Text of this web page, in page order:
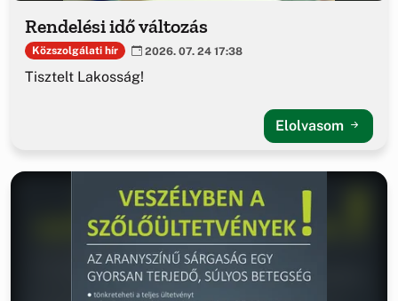
Rendelési idő változás
Közszolgálati hír 2026. 07. 24 17:38
Tisztelt Lakosság!
Elolvasom